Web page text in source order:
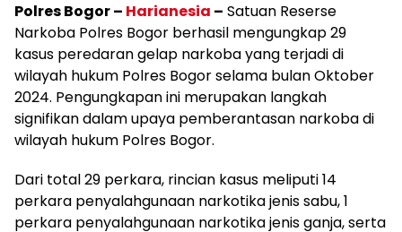
Polres Bogor – Harianesia – Satuan Reserse
Narkoba Polres Bogor berhasil mengungkap 29
kasus peredaran gelap narkoba yang terjadi di
wilayah hukum Polres Bogor selama bulan Oktober
2024. Pengungkapan ini merupakan langkah
signifikan dalam upaya pemberantasan narkoba di
wilayah hukum Polres Bogor.
Dari total 29 perkara, rincian kasus meliputi 14
perkara penyalahgunaan narkotika jenis sabu, 1
perkara penyalahgunaan narkotika jenis ganja, serta